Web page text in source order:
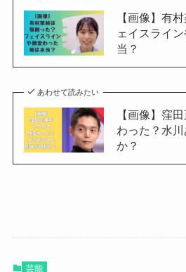
【画像】有
ェイスライ
当？
あわせて読みたい
【画像】窪
わった？水
か？
芸能